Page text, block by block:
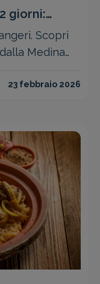
giorni:
Scopri
Medina
23 febbraio 2026